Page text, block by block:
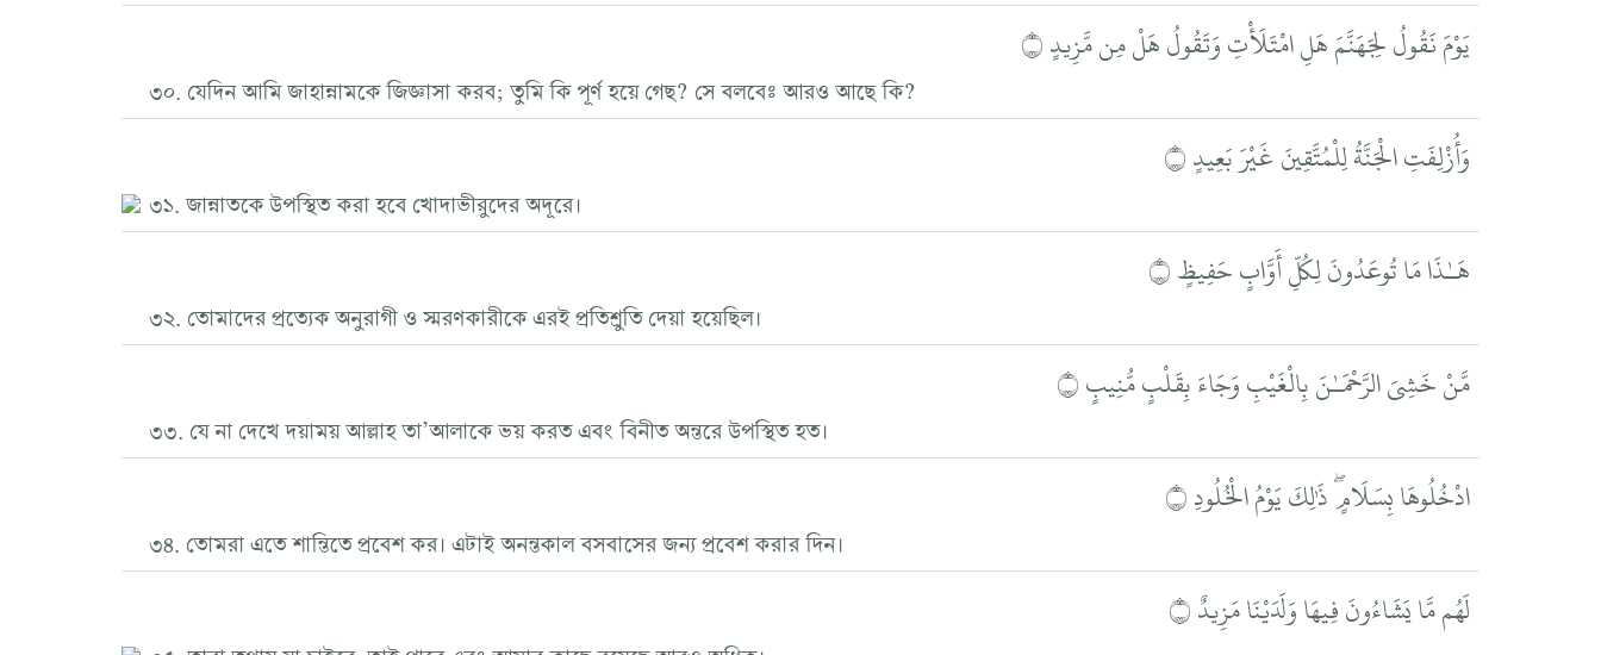
يَوْمَ نَقُولُ لِجَهَنَّمَ هَلِ امْتَلَأْتِ وَتَقُولُ هَلْ مِن مَّزِيدٍ ۝
৩০. যেদিন আমি জাহান্নামকে জিজ্ঞাসা করব; তুমি কি পূর্ণ হয়ে গেছ? সে বলবেঃ আরও আছে কি?
وَأُزْلِفَتِ الْجَنَّةُ لِلْمُتَّقِينَ غَيْرَ بَعِيدٍ ۝
৩১. জান্নাতকে উপস্থিত করা হবে খোদাভীরুদের অদূরে।
هَـٰذَا مَا تُوعَدُونَ لِكُلِّ أَوَّابٍ حَفِيظٍ ۝
৩২. তোমাদের প্রত্যেক অনুরাগী ও স্মরণকারীকে এরই প্রতিশ্রুতি দেয়া হয়েছিল।
مَّنْ خَشِيَ الرَّحْمَـٰنَ بِالْغَيْبِ وَجَاءَ بِقَلْبٍ مُّنِيبٍ ۝
৩৩. যে না দেখে দয়াময় আল্লাহ তা’আলাকে ভয় করত এবং বিনীত অন্তরে উপস্থিত হত।
ادْخُلُوهَا بِسَلَامٍ ۖ ذَٰلِكَ يَوْمُ الْخُلُودِ ۝
৩৪. তোমরা এতে শান্তিতে প্রবেশ কর। এটাই অনন্তকাল বসবাসের জন্য প্রবেশ করার দিন।
لَهُم مَّا يَشَاءُونَ فِيهَا وَلَدَيْنَا مَزِيدٌ ۝